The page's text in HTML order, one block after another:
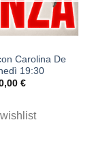
Carolina De
19:30
€